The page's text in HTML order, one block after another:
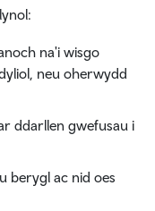
na'i wisgo
neu oherwydd
ddarllen gwefusau i
berygl ac nid oes